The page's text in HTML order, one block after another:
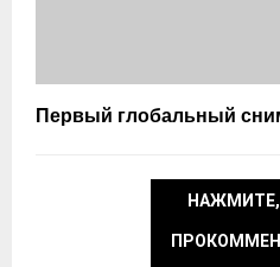
Первый глобальный